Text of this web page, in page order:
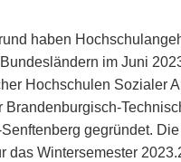
haben
im Juni
Hochschulen Sozialer
Brandenburgisch-
gegründet.
das Wintersemester